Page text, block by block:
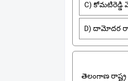
C) కోమటిరెడ్డి
D) దామోదర
తెలంగాణ రాష్ట్ర